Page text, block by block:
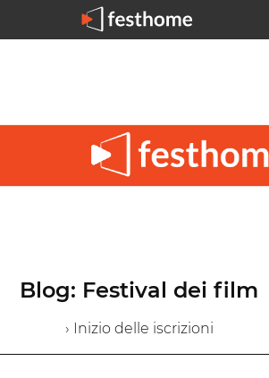
Blog: Festival dei film
› Inizio delle iscrizioni